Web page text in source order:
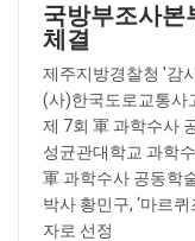
국방부조사본
체결
제주지방경찰청 '감
(사)한국도로교통사
제 7회 軍 과학수사
성균관대학교 과학
軍 과학수사 공동학
박사 황민구, ‘마르
자로 선정